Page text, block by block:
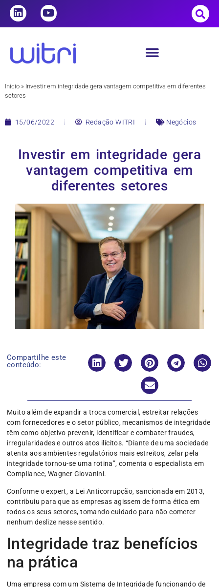
Início » Investir em integridade gera vantagem competitiva em diferentes
setores
15/06/2022 Redação WITRI Negócios
Investir em integridade gera
vantagem competitiva em
diferentes setores
Compartilhe este
conteúdo:
Muito além de expandir a troca comercial, estreitar relações
com fornecedores e o setor público, mecanismos de integridade
têm como objetivo prevenir, identificar e combater fraudes,
irregularidades e outros atos ilícitos. “Diante de uma sociedade
atenta aos ambientes regulatórios mais estreitos, zelar pela
integridade tornou-se uma rotina”, comenta o especialista em
Compliance, Wagner Giovanini.
Conforme o expert, a Lei Anticorrupção, sancionada em 2013,
contribuiu para que as empresas agissem de forma ética em
todos os seus setores, tomando cuidado para não cometer
nenhum deslize nesse sentido.
Integridade traz benefícios
na prática
Uma empresa com um Sistema de Integridade funcionando de